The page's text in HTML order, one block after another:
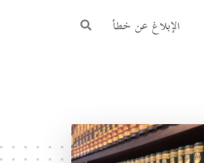
الإبلاغ عن خطأ